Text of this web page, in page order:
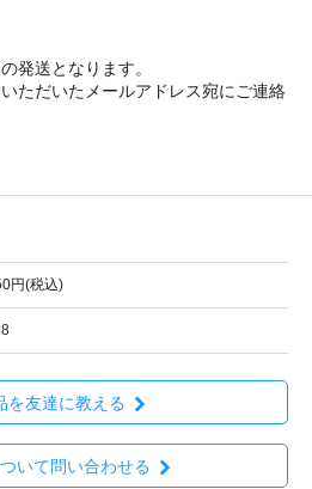
発送となります。
ただいたメールアドレス宛にご連絡
円(税込)
を友達に教える
いて問い合わせる